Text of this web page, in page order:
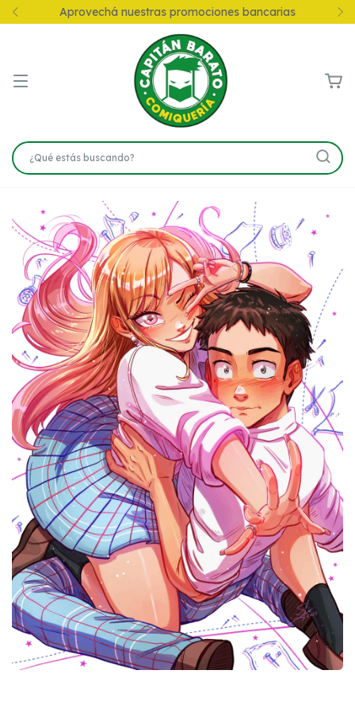
Aprovechá nuestras promociones bancarias